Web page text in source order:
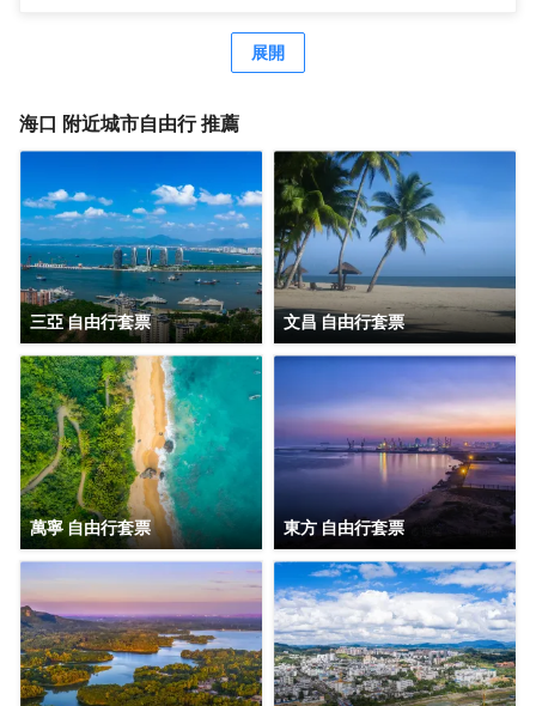
展開
海口 附近城市自由行 推薦
三亞 自由行套票 文昌 自由行套票
萬寧 自由行套票 東方 自由行套票